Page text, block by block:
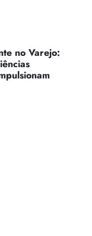
no Varejo: